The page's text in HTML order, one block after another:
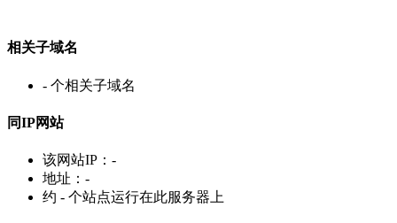
相关子域名
- 个相关子域名
同IP网站
该网站IP： -
地址： -
约 - 个站点运行在此服务器上